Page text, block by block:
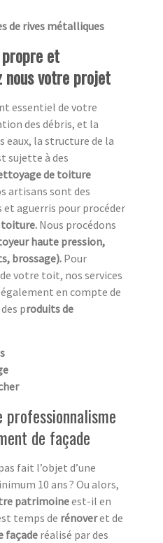
de rives métalliques
et
nous votre projet
essentiel de votre
des débris, et la
eaux, la structure de la
sujette à des
de toiture
artisans sont des
aguerris pour procéder
toiture. Nous procédons
haute pression,
brossage). Pour
votre toit, nos services
en compte de
produits de
de façade
fait l’objet d’une
10 ans ? Ou alors,
patrimoineest-il en
temps de rénoveret de
façade réalisé par des